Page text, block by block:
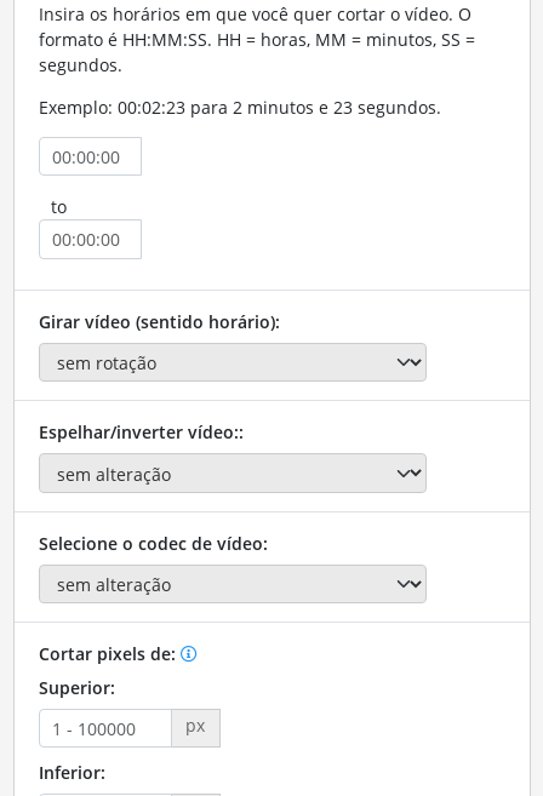
Insira os horários em que você quer cortar o vídeo. O
formato é HH:MM:SS. HH = horas, MM = minutos, SS =
segundos.
Exemplo: 00:02:23 para 2 minutos e 23 segundos.
to
Girar vídeo (sentido horário):
Espelhar/inverter vídeo::
Selecione o codec de vídeo:
Cortar pixels de:
Superior:
px
Inferior: